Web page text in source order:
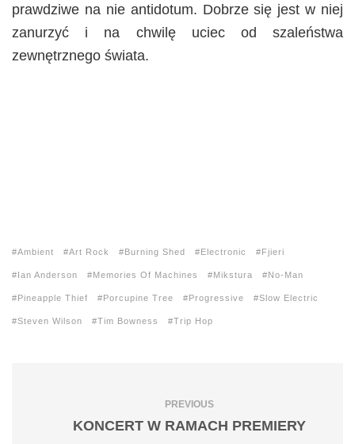
prawdziwe na nie antidotum. Dobrze się jest w niej
zanurzyć i na chwilę uciec od szaleństwa
zewnętrznego świata.
Ambient Art Rock Burning Shed Electronic Fjieri
Ian Anderson Memories Of Machines Mikstura No-Man
Pineapple Thief Porcupine Tree Progressive Slow Electric
Steven Wilson Tim Bowness Trip Hop
PREVIOUS
KONCERT W RAMACH PREMIERY